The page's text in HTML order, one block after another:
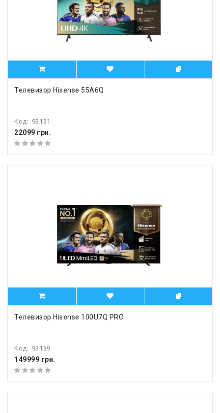
Телевизор Hisense 55A6Q
Код: 93131
22099 грн.
Телевизор Hisense 100U7Q PRO
Код: 93139
149999 грн.